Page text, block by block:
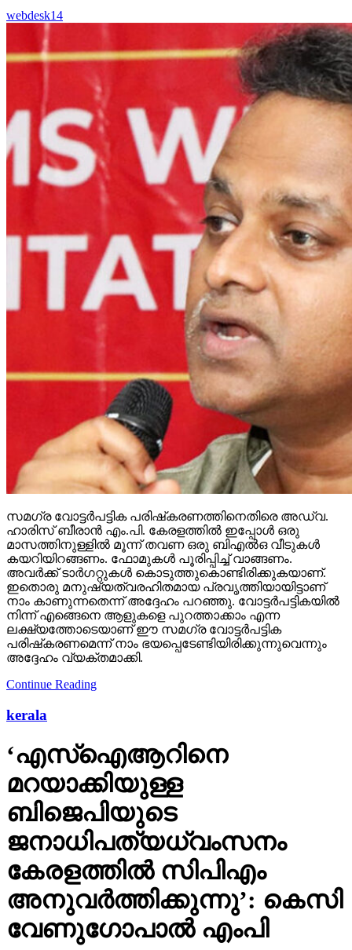
webdesk14
സമഗ്ര വോട്ടര്‍പട്ടിക പരിഷ്‌കരണത്തിനെതിരെ അഡ്വ.
ഹാരിസ് ബീരാന്‍ എം.പി. കേരളത്തില്‍ ഇപ്പോള്‍ ഒരു
മാസത്തിനുള്ളില്‍ മൂന്ന് തവണ ഒരു ബിഎല്‍ഒ വീടുകള്‍
കയറിയിറങ്ങണം. ഫോമുകള്‍ പൂരിപ്പിച്ച് വാങ്ങണം.
അവര്‍ക്ക് ടാര്‍ഗറ്റുകള്‍ കൊടുത്തുകൊണ്ടിരിക്കുകയാണ്.
ഇതൊരു മനുഷ്യത്വരഹിതമായ പ്രവൃത്തിയായിട്ടാണ്
നാം കാണുന്നതെന്ന് അദ്ദേഹം പറഞ്ഞു. വോട്ടര്‍പട്ടികയില്‍
നിന്ന് എങ്ങെനെ ആളുകളെ പുറത്താക്കാം എന്ന
ലക്ഷ്യത്തോടെയാണ് ഈ സമഗ്ര വോട്ടര്‍പട്ടിക
പരിഷ്‌കരണമെന്ന് നാം ഭയപ്പെടേണ്ടിയിരിക്കുന്നുവെന്നും
അദ്ദേഹം വ്യക്തമാക്കി.
Continue Reading
kerala
‘എസ്‌ഐആറിനെ
മറയാക്കിയുള്ള
ബിജെപിയുടെ
ജനാധിപത്യധ്വംസനം
കേരളത്തില്‍ സിപിഎം
അനുവര്‍ത്തിക്കുന്നു’: കെസി
വേണുഗോപാല്‍ എംപി